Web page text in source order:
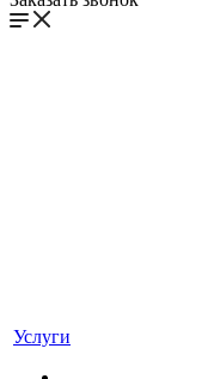
Услуги